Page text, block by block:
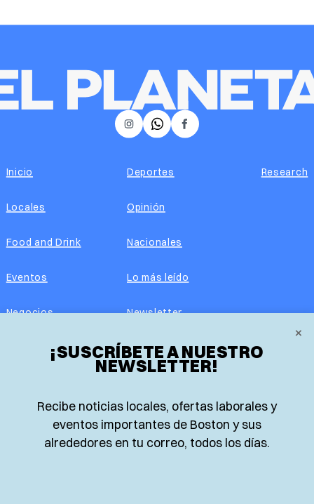
×
¡SUSCRÍBETE A NUESTRO
NEWSLETTER!
Recibe noticias locales, ofertas laborales y
eventos importantes de Boston y sus
alrededores en tu correo, todos los días.
𝕏 Facebook
Instagram
Inicio
Locales
Food and Drink
Eventos
Negocios
Real Estate
Guía de Recursos
Deportes
Opinión
Nacionales
Lo más leído
Newsletter
Edición impresa
Advertise with us
Research